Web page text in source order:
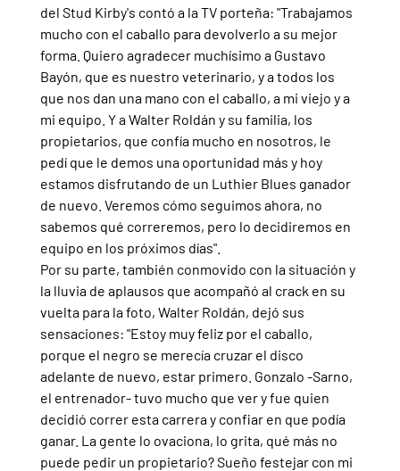
del Stud Kirby's contó a la TV porteña: "Trabajamos
mucho con el caballo para devolverlo a su mejor
forma. Quiero agradecer muchísimo a Gustavo
Bayón, que es nuestro veterinario, y a todos los
que nos dan una mano con el caballo, a mi viejo y a
mi equipo. Y a Walter Roldán y su familia, los
propietarios, que confía mucho en nosotros, le
pedí que le demos una oportunidad más y hoy
estamos disfrutando de un Luthier Blues ganador
de nuevo. Veremos cómo seguimos ahora, no
sabemos qué correremos, pero lo decidiremos en
equipo en los próximos días".
Por su parte, también conmovido con la situación y
la lluvia de aplausos que acompañó al crack en su
vuelta para la foto, Walter Roldán, dejó sus
sensaciones: "Estoy muy feliz por el caballo,
porque el negro se merecía cruzar el disco
adelante de nuevo, estar primero. Gonzalo -Sarno,
el entrenador- tuvo mucho que ver y fue quien
decidió correr esta carrera y confiar en que podía
ganar. La gente lo ovaciona, lo grita, qué más no
puede pedir un propietario? Sueño festejar con mi